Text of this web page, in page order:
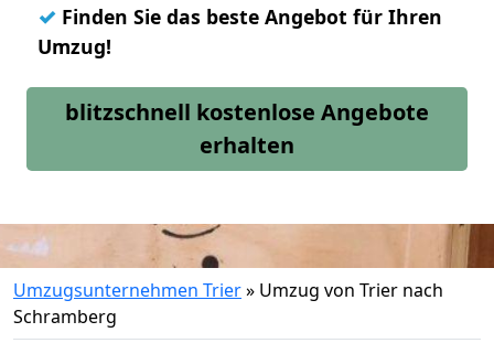
✓ Finden Sie das beste Angebot für Ihren
Umzug!
blitzschnell kostenlose Angebote
erhalten
Umzugsunternehmen Trier» Umzug von Trier nach
Schramberg